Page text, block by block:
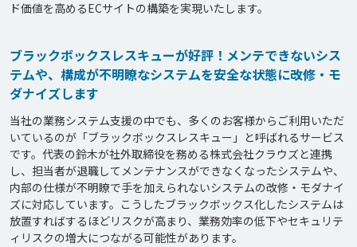
ブラックボックスレスキューが好評！メンテできないシス
テムや、構成が不明瞭なシステムを安全な状態に改修・モ
ダナイズします
当社の業務システム支援の中でも、多くのお客様からご利用いただ
いているのが「ブラックボックスレスキュー」と呼ばれるサービス
です。代表の鈴木が社外取締役を務める株式会社クラウズと連携
し、担当者が退職してメンテナンスができなくなったシステムや、
内部の仕様が不明瞭で手を加えられないシステムの改修・モダナイ
ズに対応しています。こうしたブラックボックス化したシステムは
放置すればするほどリスクが高まり、業務効率の低下やセキュリテ
ィリスクの増大につながる可能性があります。